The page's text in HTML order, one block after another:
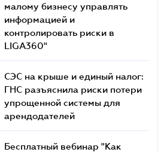
малому бизнесу управлять
информацией и
контролировать риски в
LIGA360"
СЭС на крыше и единый налог:
ГНС разъяснила риски потери
упрощенной системы для
арендодателей
Бесплатный вебинар "Как